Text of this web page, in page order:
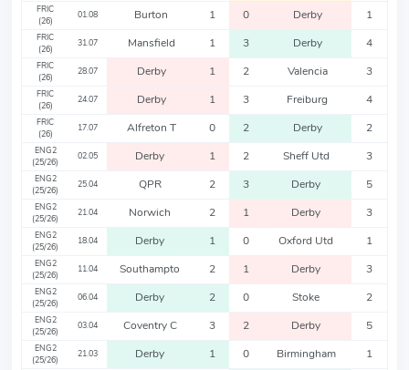
FRIC
(26)
01.08 Burton 1 0 Derby 1
FRIC
(26)
31.07 Mansfield 1 3 Derby 4
FRIC
(26)
28.07 Derby 1 2 Valencia 3
FRIC
(26)
24.07 Derby 1 3 Freiburg 4
FRIC
(26)
17.07 Alfreton T 0 2 Derby 2
ENG2
(25/26)
02.05 Derby 1 2 Sheff Utd 3
ENG2
(25/26)
25.04 QPR 2 3 Derby 5
ENG2
(25/26)
21.04 Norwich 2 1 Derby 3
ENG2
(25/26)
18.04 Derby 1 0 Oxford Utd 1
ENG2
(25/26)
11.04 Southampto 2 1 Derby 3
ENG2
(25/26)
06.04 Derby 2 0 Stoke 2
ENG2
(25/26)
03.04 Coventry C 3 2 Derby 5
ENG2
(25/26)
21.03 Derby 1 0 Birmingham 1